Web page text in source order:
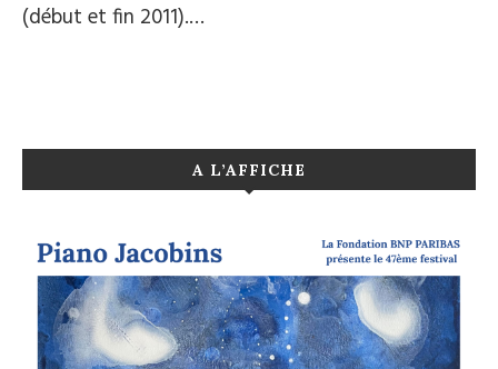
(début et fin 2011).…
A L’AFFICHE